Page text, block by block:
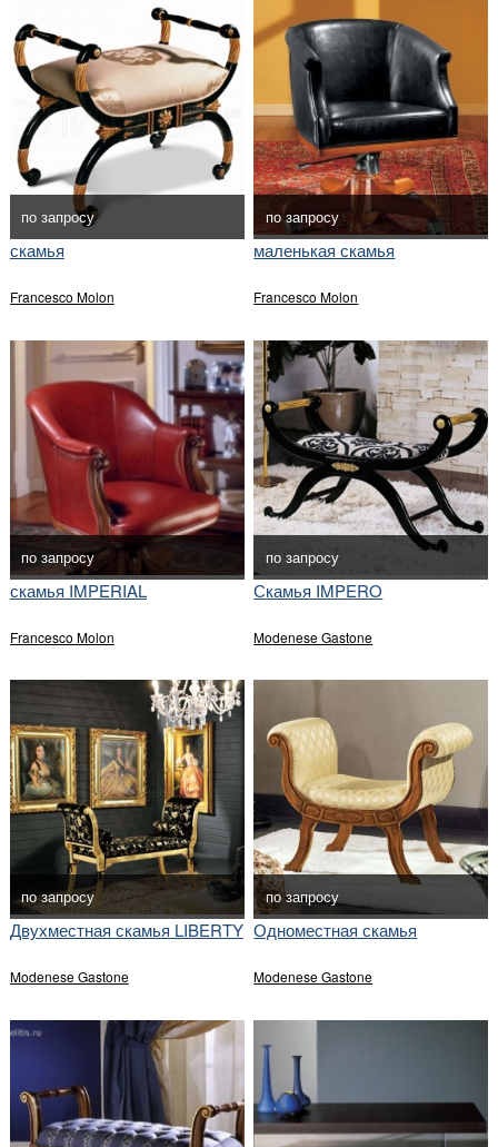
по запросу
скамья
Francesco Molon
по запросу
маленькая скамья
Francesco Molon
по запросу
скамья IMPERIAL
Francesco Molon
по запросу
Скамья IMPERO
Modenese Gastone
по запросу
Двухместная скамья LIBERTY
Modenese Gastone
по запросу
Одноместная скамья
Modenese Gastone